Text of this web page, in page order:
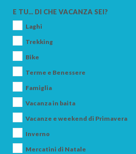
E TU... DI CHE VACANZA SEI?
Laghi
Trekking
Bike
Terme e Benessere
Famiglia
Vacanza in baita
Vacanze e weekend di Primavera
Inverno
Mercatini di Natale